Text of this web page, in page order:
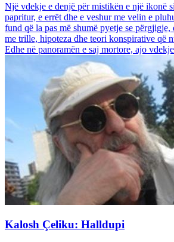
Një vdekje e denjë për mistikën e një ikonë
papritur, e errët dhe e veshur me velin e
fund që la pas më shumë pyetje se
me trille, hipoteza dhe teori konspirative që
Edhe në panoramën e saj mortore, ajo
Kalosh Çeliku: Halldupi